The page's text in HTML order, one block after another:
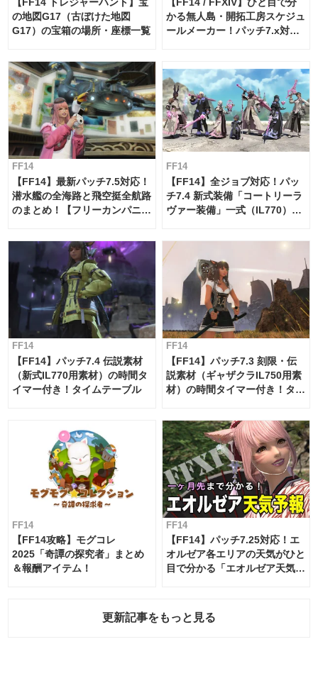
の地図G17（古ぼけた地図
G17）の宝箱の場所・座標一覧
かる無人島・開拓工房スケジュ
ールメーカー！パッチ7.x対応
FF14
【FF14】最新パッチ7.5対応！
潜水艦の全海路と飛空挺全航路
のまとめ！【フリーカンパニ
FF14
【FF14】全ジョブ対応！パッ
チ7.4 新式装備「コートリーラ
ヴァー装備」一式（IL770）の
FF14
【FF14】パッチ7.4 伝説素材
（新式IL770用素材）の時間タ
イマー付き！タイムテーブル
FF14
【FF14】パッチ7.3 刻限・伝
説素材（ギャザクラIL750用素
材）の時間タイマー付き！タイ
FF14
【FF14攻略】モグコレ
2025「奇譚の探究者」まとめ
＆報酬アイテム！
FF14
【FF14】パッチ7.25対応！エ
オルゼア各エリアの天気がひと
目で分かる「エオルゼア天気予
更新記事をもっと見る